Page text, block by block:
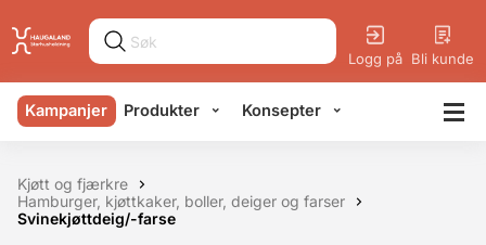
Logg på Bli kunde
Kampanjer Produkter Konsepter
Kjøtt og fjærkre
Hamburger, kjøttkaker, boller, deiger og farser
Svinekjøttdeig/-farse